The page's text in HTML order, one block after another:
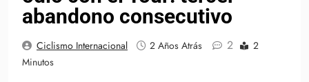
abandono consecutivo
Ciclismo Internacional 2 Años Atrás 2
2
Minutos